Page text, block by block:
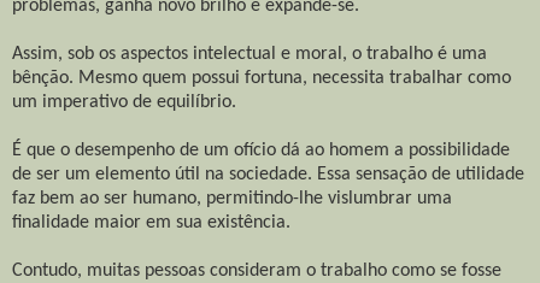
problemas, ganha novo brilho e expande-se.
Assim, sob os aspectos intelectual e moral, o trabalho é uma
bênção. Mesmo quem possui fortuna, necessita trabalhar como
um imperativo de equilíbrio.
É que o desempenho de um ofício dá ao homem a possibilidade
de ser um elemento útil na sociedade. Essa sensação de utilidade
faz bem ao ser humano, permitindo-lhe vislumbrar uma
finalidade maior em sua existência.
Contudo, muitas pessoas consideram o trabalho como se fosse